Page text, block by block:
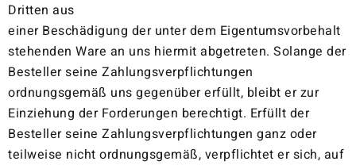
Dritten aus
einer Beschädigung der unter dem Eigentumsvorbehalt
stehenden Ware an uns hiermit abgetreten. Solange der
Besteller seine Zahlungsverpflichtungen
ordnungsgemäß uns gegenüber erfüllt, bleibt er zur
Einziehung der Forderungen berechtigt. Erfüllt der
Besteller seine Zahlungsverpflichtungen ganz oder
teilweise nicht ordnungsgemäß, verpflichtet er sich, auf